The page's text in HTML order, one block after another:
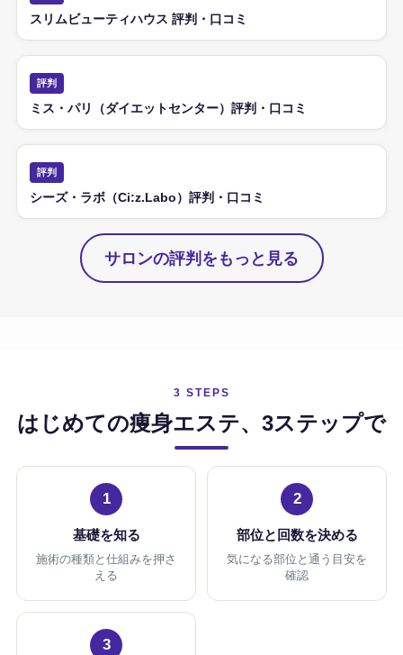
スリムビューティハウス 評判・口コミ
評判
ミス・パリ（ダイエットセンター）評判・口コミ
評判
シーズ・ラボ（Ci:z.Labo）評判・口コミ
サロンの評判をもっと見る
3 STEPS
はじめての痩身エステ、3ステップで
1
基礎を知る
施術の種類と仕組みを押さ
える
2
部位と回数を決める
気になる部位と通う目安を
確認
3